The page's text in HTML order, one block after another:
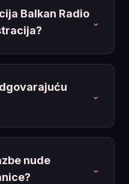
Balkan Radio
⌄
⌄
nude
⌄